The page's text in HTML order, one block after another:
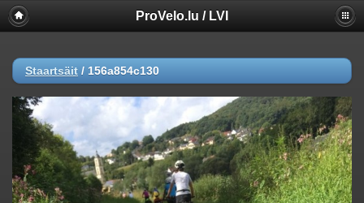
ProVelo.lu / LVI
Staartsäit / 156a854c130